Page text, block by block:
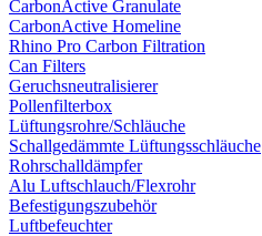
CarbonActive Granulate
CarbonActive Homeline
Rhino Pro Carbon Filtration
Can Filters
Geruchsneutralisierer
Pollenfilterbox
Lüftungsrohre/Schläuche
Schallgedämmte Lüftungsschläuche
Rohrschalldämpfer
Alu Luftschlauch/Flexrohr
Befestigungszubehör
Luftbefeuchter